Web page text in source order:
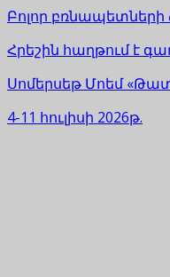
Բոլոր բռնապետների
Հրեշին հաղթում է
Սոմերսեթ Մոեմ
4-11 հուլիսի 2026թ.